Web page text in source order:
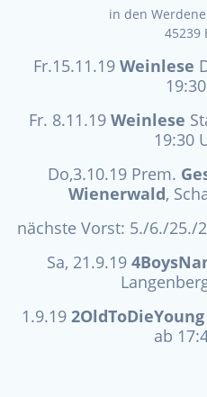
in den
45239
Fr.15.11.19 Weinlese
Fr. 8.11.19 Weinlese
19:30
Do,3.10.19 Prem.
Wienerwald,
nächste Vorst: 5./6./25./
Sa, 21.9.19
1.9.19 2OldToDieYoung
ab